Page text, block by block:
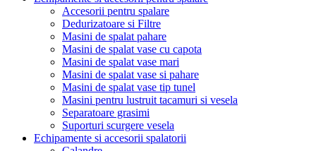
Accesorii pentru spalare
Dedurizatoare si Filtre
Masini de spalat pahare
Masini de spalat vase cu capota
Masini de spalat vase mari
Masini de spalat vase si pahare
Masini de spalat vase tip tunel
Masini pentru lustruit tacamuri si vesela
Separatoare grasimi
Suporturi scurgere vesela
Echipamente si accesorii spalatorii